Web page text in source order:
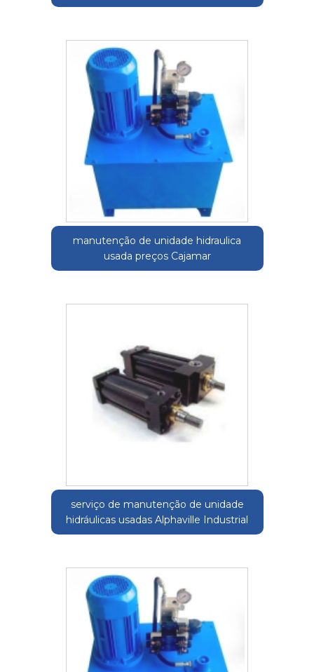
manutenção de unidade hidraulica
usada preços Cajamar
serviço de manutenção de unidade
hidráulicas usadas Alphaville Industrial